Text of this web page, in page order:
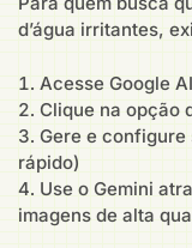
d’água irritantes,
Acesse Google
Clique na opção
Gere e configure
rápido)
Use o Gemini
imagens de alta